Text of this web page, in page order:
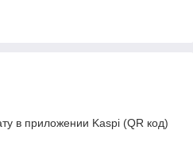
в приложении Kaspi (QR код)